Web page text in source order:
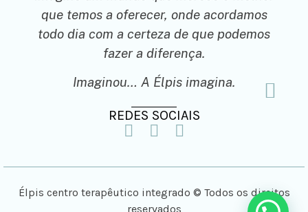
que temos a oferecer, onde acordamos
todo dia com a certeza de que podemos
fazer a diferença.
Imaginou… A Élpis imagina.
REDES SOCIAIS
Élpis centro terapêutico integrado © Todos os direitos
reservados